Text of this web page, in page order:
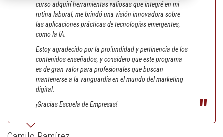
curso adquirí herramientas valiosas que integré en mi
rutina laboral, me brindó una visión innovadora sobre
las aplicaciones prácticas de tecnologías emergentes,
como la lA.
Estoy agradecido por la profundidad y pertinencia de los
contenidos enseñados, y considero que este programa
es de gran valor para profesionales que buscan
mantenerse a la vanguardia en el mundo del marketing
digital.
¡Gracias Escuela de Empresas!